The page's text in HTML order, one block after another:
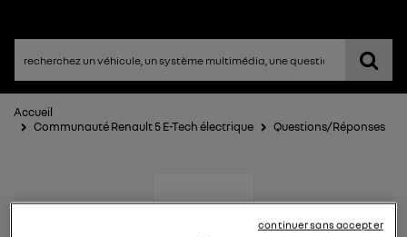
Accueil
Communauté Renault 5 E-Tech électrique
Questions/Réponses
continuer sans accepter